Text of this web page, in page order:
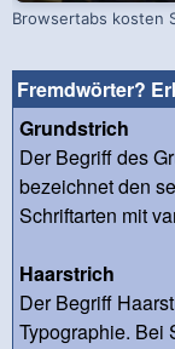
Browsertabs kosten
Fremdwörter?
Grundstrich
Der Begriff des
bezeichnet den
Schriftarten mit
Haarstrich
Der Begriff
Typographie. Bei